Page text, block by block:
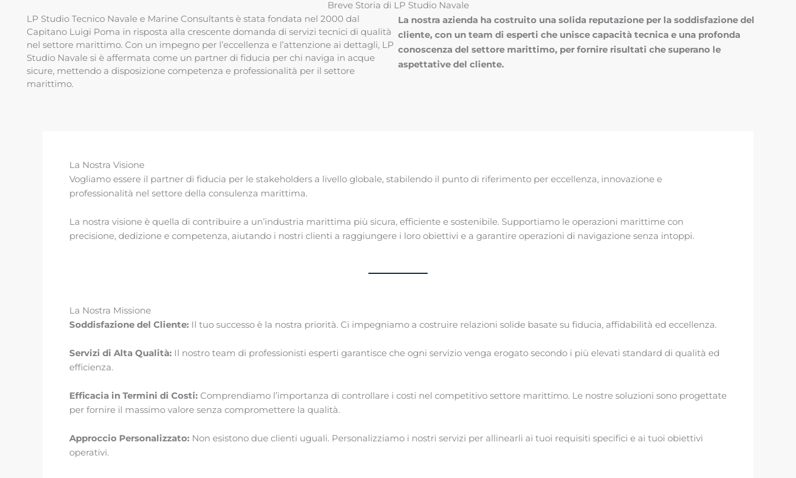
Breve Storia di LP Studio Navale
LP Studio Tecnico Navale e Marine Consultants è stata fondata nel 2000 dal
Capitano Luigi Poma in risposta alla crescente domanda di servizi tecnici di qualità
nel settore marittimo. Con un impegno per l’eccellenza e l’attenzione ai dettagli, LP
Studio Navale si è affermata come un partner di fiducia per chi naviga in acque
sicure, mettendo a disposizione competenza e professionalità per il settore
marittimo.
La nostra azienda ha costruito una solida reputazione per la soddisfazione del
cliente, con un team di esperti che unisce capacità tecnica e una profonda
conoscenza del settore marittimo, per fornire risultati che superano le
aspettative del cliente.
La Nostra Visione
Vogliamo essere il partner di fiducia per le stakeholders a livello globale, stabilendo il punto di riferimento per eccellenza, innovazione e
professionalità nel settore della consulenza marittima.
La nostra visione è quella di contribuire a un’industria marittima più sicura, efficiente e sostenibile. Supportiamo le operazioni marittime con
precisione, dedizione e competenza, aiutando i nostri clienti a raggiungere i loro obiettivi e a garantire operazioni di navigazione senza intoppi.
La Nostra Missione
Soddisfazione del Cliente: Il tuo successo è la nostra priorità. Ci impegniamo a costruire relazioni solide basate su fiducia, affidabilità ed eccellenza.
Servizi di Alta Qualità: Il nostro team di professionisti esperti garantisce che ogni servizio venga erogato secondo i più elevati standard di qualità ed
efficienza.
Efficacia in Termini di Costi: Comprendiamo l’importanza di controllare i costi nel competitivo settore marittimo. Le nostre soluzioni sono progettate
per fornire il massimo valore senza compromettere la qualità.
Approccio Personalizzato: Non esistono due clienti uguali. Personalizziamo i nostri servizi per allinearli ai tuoi requisiti specifici e ai tuoi obiettivi
operativi.